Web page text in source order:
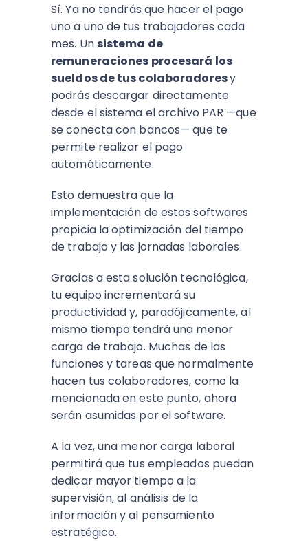
Sí. Ya no tendrás que hacer el pago
uno a uno de tus trabajadores cada
mes. Un sistema de
remuneraciones procesará los
sueldos de tus colaboradoresy
podrás descargar directamente
desde el sistema el archivo PAR —que
se conecta con bancos— que te
permite realizar el pago
automáticamente.
Esto demuestra que la
implementación de estos softwares
propicia la optimización del tiempo
de trabajo y las jornadas laborales.
Gracias a esta solución tecnológica,
tu equipo incrementará su
productividad y, paradójicamente, al
mismo tiempo tendrá una menor
carga de trabajo. Muchas de las
funciones y tareas que normalmente
hacen tus colaboradores, como la
mencionada en este punto, ahora
serán asumidas por el software.
A la vez, una menor carga laboral
permitirá que tus empleados puedan
dedicar mayor tiempo a la
supervisión, al análisis de la
información y al pensamiento
estratégico.